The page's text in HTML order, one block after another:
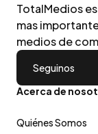
TotalMedios
mas
medios de
Seguinos
Acerca de
Quiénes Somos